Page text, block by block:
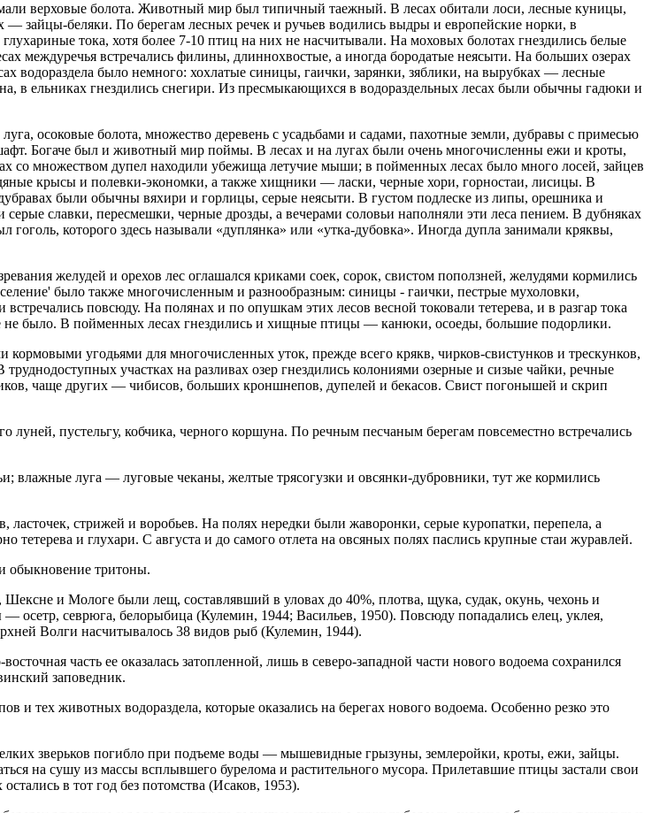
верховые болота. Животный мир был типичный таежный. В лесах обитали лоси, лесные куницы,
зайцы-беляки. По берегам лесных речек и ручьев водились выдры и европейские норки, в
тока, хотя более 7-10 птиц на них не насчитывали. На моховых болотах гнездились белые
междуречья встречались филины, длиннохвостые, а иногда бородатые неясыти. На больших озерах
водораздела было немного: хохлатые синицы, гаички, зарянки, зяблики, на вырубках — лесные
в ельниках гнездились снегири. Из пресмыкающихся в водораздельных лесах были обычны гадюки и
осоковые болота, множество деревень с усадьбами и садами, пахотные земли, дубравы с примесью
Богаче был и животный мир поймы. В лесах и на лугах были очень многочисленны ежи и кроты,
множеством дупел находили убежища летучие мыши; в пойменных лесах было много лосей, зайцев
крысы и полевки-экономки, а также хищники — ласки, черные хори, горностаи, лисицы. В
были обычны вяхири и горлицы, серые неясыти. В густом подлеске из липы, орешника и
славки, пересмешки, черные дрозды, а вечерами соловьи наполняли эти леса пением. В дубняках
которого здесь называли «дуплянка» или «утка-дубовка». Иногда дупла занимали кряквы,
желудей и орехов лес оглашался криками соек, сорок, свистом поползней, желудями кормились
было также многочисленным и разнообразным: синицы - гаички, пестрые мухоловки,
повсюду. На полянах и по опушкам этих лесов весной токовали тетерева, и в разгар тока
не было. В пойменных лесах гнездились и хищные птицы — канюки, осоеды, большие подорлики.
угодьями для многочисленных уток, прежде всего крякв, чирков-свистунков и трескунков,
участках на разливах озер гнездились колониями озерные и сизые чайки, речные
чаще других — чибисов, больших кроншнепов, дупелей и бекасов. Свист погонышей и скрип
пустельгу, кобчика, черного коршуна. По речным песчаным берегам повсеместно встречались
луга — луговые чеканы, желтые трясогузки и овсянки-дубровники, тут же кормились
стрижей и воробьев. На полях нередки были жаворонки, серые куропатки, перепела, а
тетерева и глухари. С августа и до самого отлета на овсяных полях паслись крупные стаи журавлей.
обыкновение тритоны.
и Мологе были лещ, составлявший в уловах до 40%, плотва, щука, судак, окунь, чехонь и
осетр, севрюга, белорыбица (Кулемин, 1944; Васильев, 1950). Повсюду попадались елец, уклея,
Волги насчитывалось 38 видов рыб (Кулемин, 1944).
часть ее оказалась затопленной, лишь в северо-западной части нового водоема сохранился
заповедник.
тех животных водораздела, которые оказались на берегах нового водоема. Особенно резко это
зверьков погибло при подъеме воды — мышевидные грызуны, землеройки, кроты, ежи, зайцы.
на сушу из массы всплывшего бурелома и растительного мусора. Прилетавшие птицы застали свои
в тот год без потомства (Исаков, 1953).